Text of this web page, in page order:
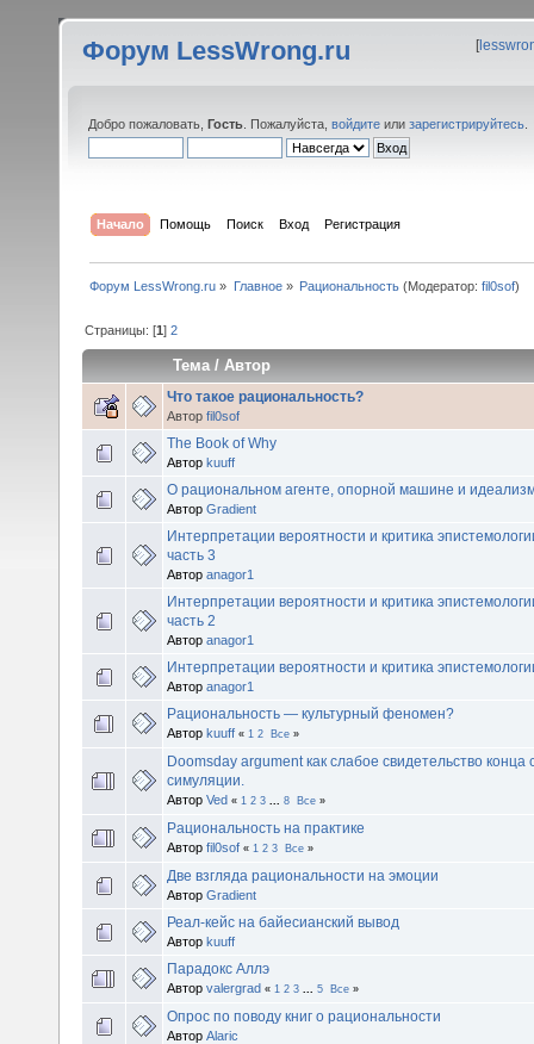
Форум LessWrong.ru [
Добро пожаловать, Гость . Пожалуйста, войдите или зарегистрируйтесь
Начало Помощь Поиск Вход Регистрация
Форум LessWrong.ru » Главное» Рациональность(Модератор: fil0sof)
Страницы: [1]2
Тема /Автор
Что такое рациональность?
Автор fil0sof
The Book of Why
Автор kuuff
О рациональном агенте, опорной машине и
Автор Gradient
Интерпретации вероятности и критика
часть 3
Автор anagor1
Интерпретации вероятности и критика
часть 2
Автор anagor1
Интерпретации вероятности и критика
Автор anagor1
Рациональность — культурный феномен?
Автор kuuff « 1 2 Все »
Doomsday argument как слабое свидетельство конца
симуляции.
Автор Ved « 1 2 3 8 Все »
Рациональность на практике
Автор fil0sof « 1 2 3 Все »
Две взгляда рациональности на эмоции
Автор Gradient
Реал-кейс на байесианский вывод
Автор kuuff
Парадокс Аллэ
Автор valergrad « 1 2 3 5 Все »
Опрос по поводу книг о рациональности
Автор Alaric